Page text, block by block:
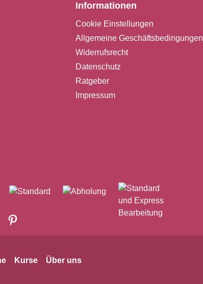
Informationen
Cookie Einstellungen
Allgemeine Geschäftsbedingungen
Widerrufsrecht
Datenschutz
Ratgeber
Impressum
Kurse Über uns